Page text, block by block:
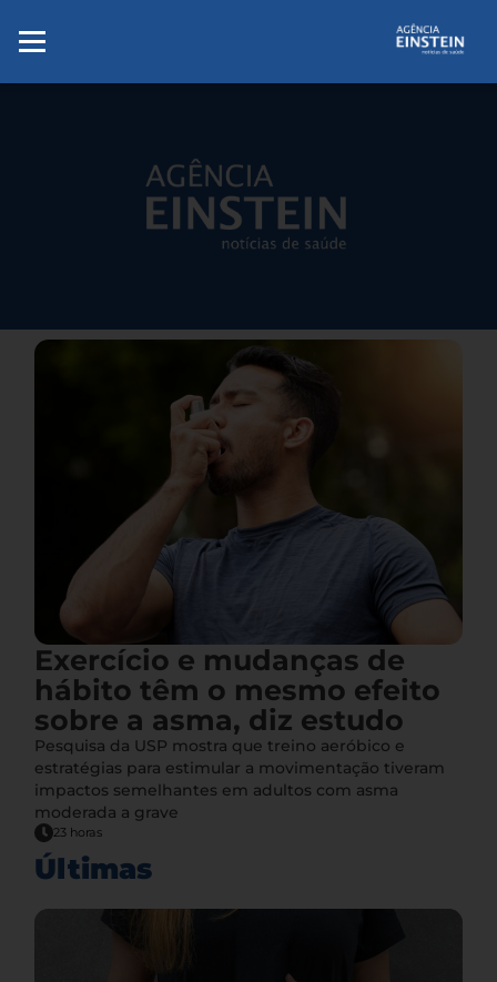
Exercício e mudanças de
hábito têm o mesmo efeito
sobre a asma, diz estudo
Pesquisa da USP mostra que treino aeróbico e
estratégias para estimular a movimentação tiveram
impactos semelhantes em adultos com asma
moderada a grave
23 horas
Últimas